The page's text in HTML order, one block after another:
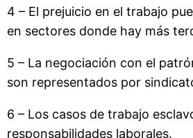
4 – El prejuicio en el trabajo
en sectores donde hay más
5 – La negociación con el
son representados por
6 – Los casos de trabajo
responsabilidades laborales.